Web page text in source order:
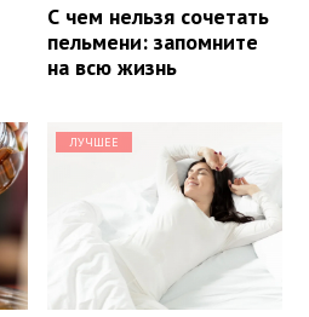
С чем нельзя сочетать
пельмени: запомните
на всю жизнь
ЛУЧШЕЕ